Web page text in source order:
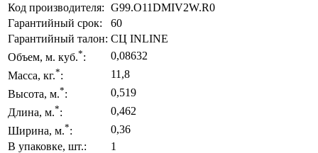
Код производителя: G99.O11DMIV2W.R0
Гарантийный срок:
60
Гарантийный талон: СЦ INLINE
Объем, м. куб.*:
0,08632
Масса, кг.*:
11,8
Высота, м.*:
0,519
Длина, м.*:
0,462
Ширина, м.*:
0,36
В упаковке, шт.:
1